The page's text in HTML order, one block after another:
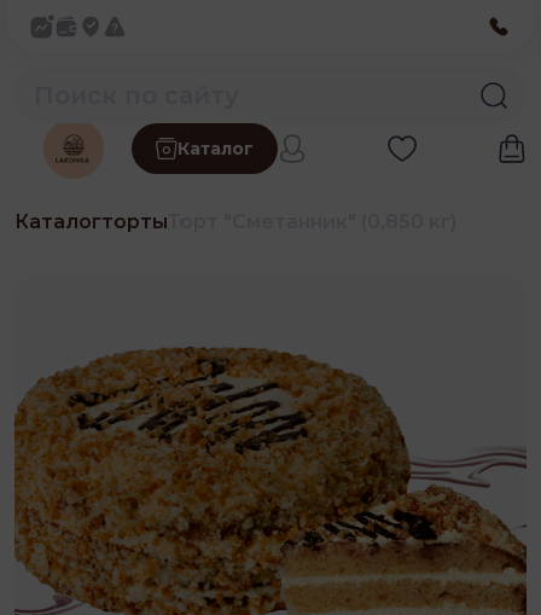
Каталог
Каталогторты